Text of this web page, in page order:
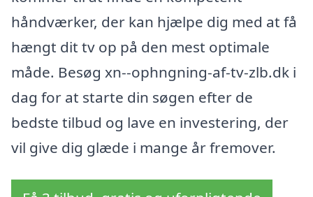
håndværker, der kan hjælpe dig med at få
hængt dit tv op på den mest optimale
måde. Besøg xn--ophngning-af-tv-zlb.dk i
dag for at starte din søgen efter de
bedste tilbud og lave en investering, der
vil give dig glæde i mange år fremover.